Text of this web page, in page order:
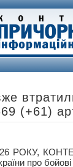
(+61)
РОКУ,
про бойові